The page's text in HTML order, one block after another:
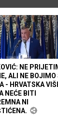
NE
ALI NE BOJIMO
- HRVATSKA
NEĆE BITI
NI